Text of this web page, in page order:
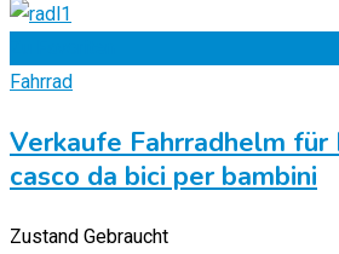
Fahrrad
Verkaufe Fahrradhelm für
casco da bici per bambini
Zustand Gebraucht